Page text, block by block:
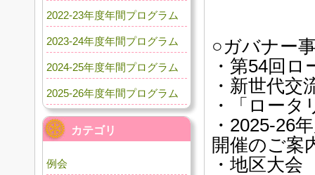
○ガバナー
・第54回
・新世代交
・「ロー
・2025-
開催のご案
・地区大
2022-23年度年間プログラム
2023-24年度年間プログラム
2024-25年度年間プログラム
2025-26年度年間プログラム
カテゴリ
例会